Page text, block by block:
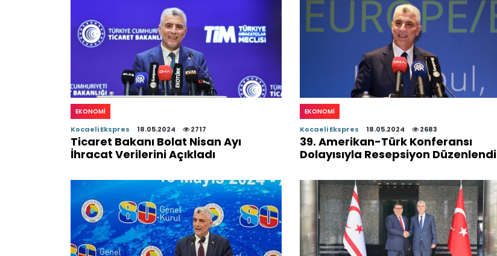
EKONOMI
Kocaeli Ekspres 18.05.2024 2717
Ticaret Bakanı Bolat Nisan Ayı
İhracat Verilerini Açıkladı
EKONOMI
Kocaeli Ekspres 18.05.2024 2683
39. Amerikan-Türk Konferansı
Dolayısıyla Resepsiyon Düzenlendi